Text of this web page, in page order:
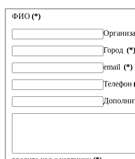
ФИО (*)
Город (*)
email (*)
Телефон